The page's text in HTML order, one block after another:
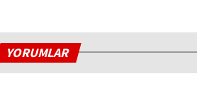
YORUMLAR